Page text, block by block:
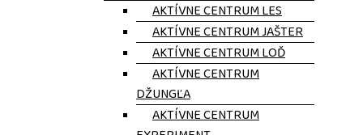
AKTÍVNE CENTRUM LES
AKTÍVNE CENTRUM JAŠTER
AKTÍVNE CENTRUM LOĎ
AKTÍVNE CENTRUM
DŽUNGĽA
AKTÍVNE CENTRUM